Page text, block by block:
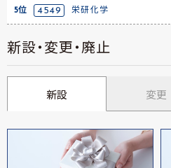
5位 4549 栄研化学
新設・変更・廃止
新設 変更